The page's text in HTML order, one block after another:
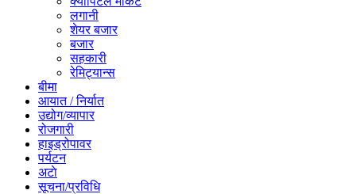
लगानी
शेयर बजार
बजार
सहकारी
रेमिट्यान्स
बीमा
आयात / निर्यात
उद्योग/व्यापार
रोजगारी
हाइड्रोपावर
पर्यटन
अटाे
सूचना/प्रविधि